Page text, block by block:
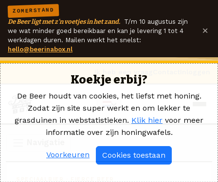
ZOMERSTAND
De Beer ligt met z'n voetjes in het zand. T/m 10 augustus zijn
we wat minder goed bereikbaar en kan je levering 1 tot 4
werkdagen duren. Mailen werkt het snelst:
hello@beerinabox.nl
×
Koekje erbij?
De Beer houdt van cookies, het liefst met honing.
Zodat zijn site super werkt en om lekker te
grasduinen in webstatistieken. Klik hier voor meer
informatie over zijn honingwafels.
Voorkeuren Cookies toestaan